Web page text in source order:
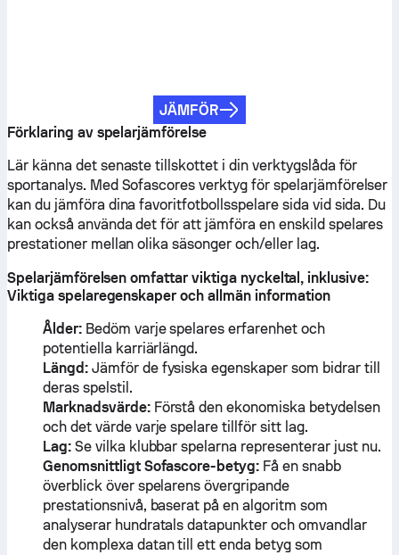
JÄMFÖR
Förklaring av spelarjämförelse
Lär känna det senaste tillskottet i din verktygslåda för
sportanalys. Med Sofascores verktyg för spelarjämförelser
kan du jämföra dina favoritfotbollsspelare sida vid sida. Du
kan också använda det för att jämföra en enskild spelares
prestationer mellan olika säsonger och/eller lag.
Spelarjämförelsen omfattar viktiga nyckeltal, inklusive:
Viktiga spelaregenskaper och allmän information
Ålder:Bedöm varje spelares erfarenhet och
potentiella karriärlängd.
Längd:Jämför de fysiska egenskaper som bidrar till
deras spelstil.
Marknadsvärde:Förstå den ekonomiska betydelsen
och det värde varje spelare tillför sitt lag.
Lag:Se vilka klubbar spelarna representerar just nu.
Genomsnittligt Sofascore-betyg: Få en snabb
överblick över spelarens övergripande
prestationsnivå, baserat på en algoritm som
analyserar hundratals datapunkter och omvandlar
den komplexa datan till ett enda betyg som